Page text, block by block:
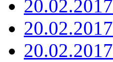
20.02.2017
20.02.2017
20.02.2017